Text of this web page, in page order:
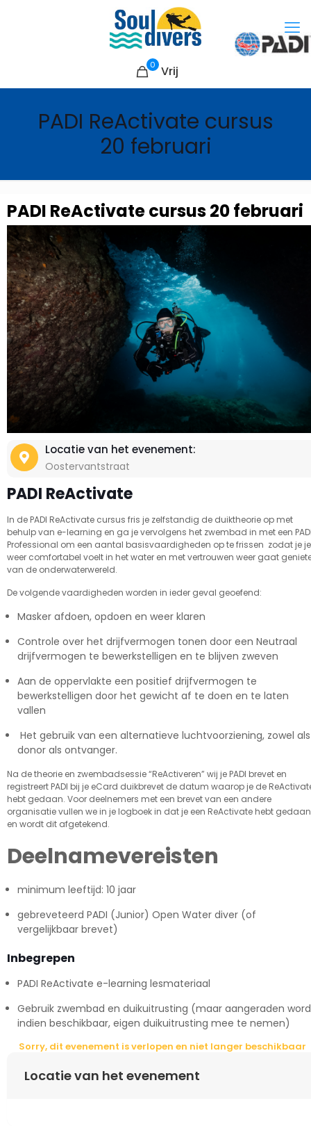
0 Vrij
PADI ReActivate cursus
20 februari
PADI ReActivate cursus 20 februari
Locatie van het evenement:
Oostervantstraat
PADI ReActivate
In de PADI ReActivate cursus fris je zelfstandig de duiktheorie op met
behulp van e-learning en ga je vervolgens het zwembad in met een
Professional om een aantal basisvaardigheden op te frissen zodat je je
weer comfortabel voelt in het water en met vertrouwen weer gaat
van de onderwaterwereld.
De volgende vaardigheden worden in ieder geval geoefend:
Masker afdoen, opdoen en weer klaren
Controle over het drijfvermogen tonen door een Neutraal
drijfvermogen te bewerkstelligen en te blijven zweven
Aan de oppervlakte een positief drijfvermogen te
bewerkstelligen door het gewicht af te doen en te laten
vallen
Het gebruik van een alternatieve luchtvoorziening, zowel als
donor als ontvanger.
Na de theorie en zwembadsessie “ReActiveren” wij je PADI brevet en
registreert PADI bij je eCard duikbrevet de datum waarop je de
hebt gedaan. Voor deelnemers met een brevet van een andere
organisatie vullen we in je logboek in dat je een ReActivate hebt gedaan
en wordt dit afgetekend.
Deelnamevereisten
minimum leeftijd: 10 jaar
gebreveteerd PADI (Junior) Open Water diver (of
vergelijkbaar brevet)
Inbegrepen
PADI ReActivate e-learning lesmateriaal
Gebruik zwembad en duikuitrusting (maar aangeraden
indien beschikbaar, eigen duikuitrusting mee te nemen)
Sorry, dit evenement is verlopen en niet langer beschikbaar
Locatie van het evenement